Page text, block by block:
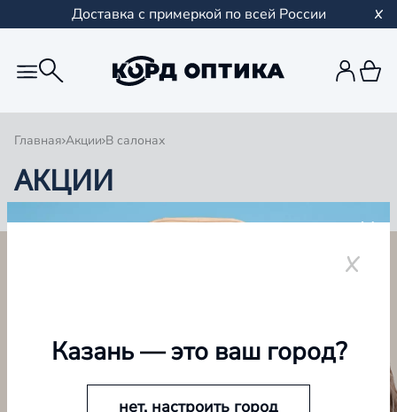
Доставка с примеркой по всей России
Главная Акции В салонах
АКЦИИ
ВСЕ АКЦИИВ салонахВ интернет-магазине
Казань— это ваш город?
нет, настроить город